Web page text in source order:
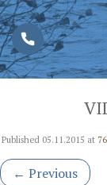
Published 05.11.2015 at
← Previous